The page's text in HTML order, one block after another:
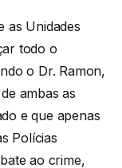
as Unidades
todo o
o Dr. Ramon,
ambas as
e que apenas
Polícias
ao crime,